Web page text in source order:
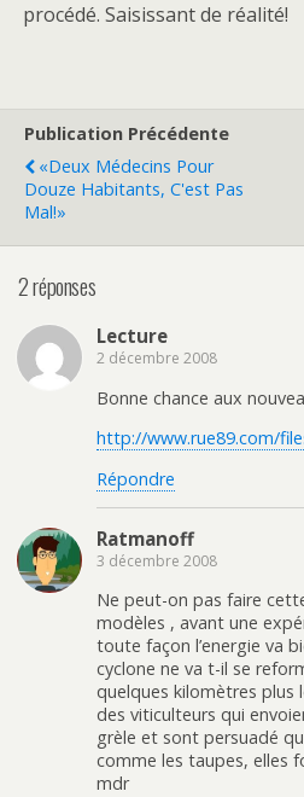
procédé. Saisissant de réalité!
Publication Précédente
«Deux Médecins Pour
Douze Habitants, C'est Pas
Mal!»
2 réponses
Lecture
2 décembre 2008
Bonne chance aux
http://www.rue89.com/
Répondre
Ratmanoff
3 décembre 2008
Ne peut-on pas faire
modèles , avant une
toute façon l’energie va
cyclone ne va t-il se
quelques kilomètres plus
des viticulteurs qui
grèle et sont persuadé
comme les taupes, elles
mdr